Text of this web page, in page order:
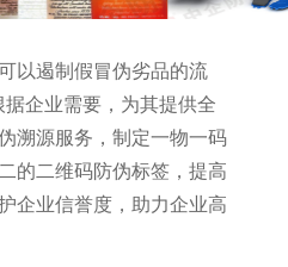
以遏制假冒伪劣品的流
据企业需要，为其提供全
溯源服务，制定一物一码
的二维码防伪标签，提高
企业信誉度，助力企业高